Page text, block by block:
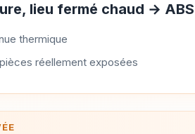
lieu fermé chaud → ABS
thermique
réellement exposées